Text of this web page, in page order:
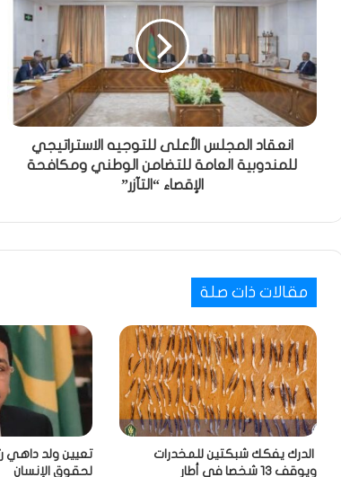
انعقاد المجلس الأعلى للتوجيه الاستراتيجي
للمندوبية العامة للتضامن الوطني ومكافحة
الإقصاء “التآزر”
مقالات ذات صلة
الدرك يفكك شبكتين للمخدرات
ويوقف 13 شخصا في أطار
تعيين ولد داهي
لحقوق الإنسان